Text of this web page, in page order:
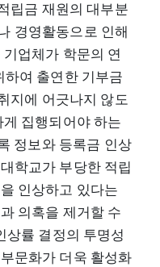
립금 재원의 대부분
경영활동으로 인해
업체가 학문의 연
하여 출연한 기부금
지에 어긋나지 않도
집행되어야 하는
정보와 등록금 인상
학교가 부당한 적립
인상하고 있다는
의혹을 제거할 수
상률 결정의 투명성
문화가 더욱 활성화